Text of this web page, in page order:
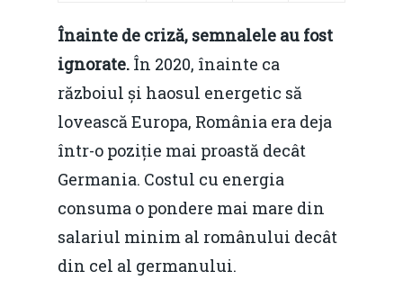
Înainte de criză, semnalele au fost
ignorate. În 2020, înainte ca
războiul și haosul energetic să
lovească Europa, România era deja
într-o poziție mai proastă decât
Germania. Costul cu energia
consuma o pondere mai mare din
salariul minim al românului decât
din cel al germanului.